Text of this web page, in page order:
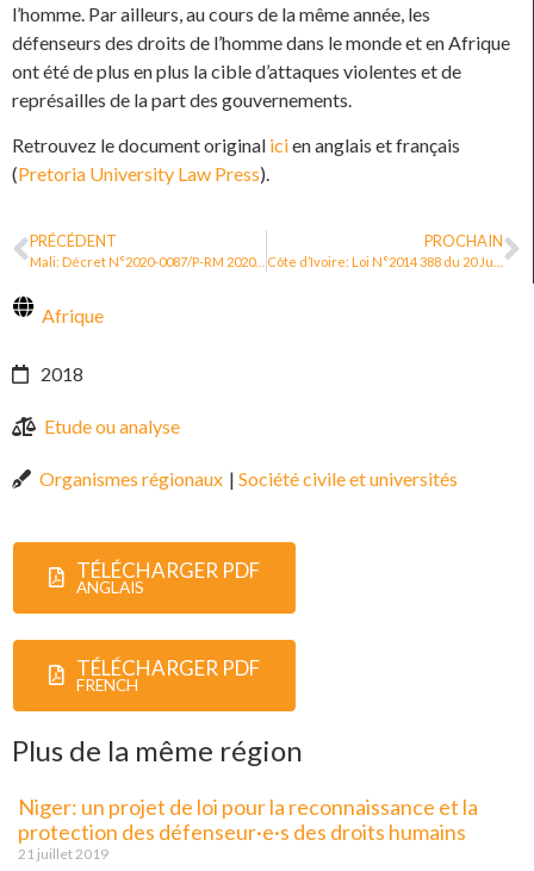
l’homme. Par ailleurs, au cours de la même année, les
défenseurs des droits de l’homme dans le monde et en Afrique
ont été de plus en plus la cible d’attaques violentes et de
représailles de la part des gouvernements.
Retrouvez le document original icien anglais et français
(Pretoria University Law Press).
PRÉCÉDENT
Mali: Décret N°2020-0087/P-RM 2020 pour l’application de la loi sur les défenseur·e·s
PROCHAIN
Afrique
2018
Etude ou analyse
Organismes régionaux | Société civile et universités
TÉLÉCHARGER PDF
ANGLAIS
TÉLÉCHARGER PDF
FRENCH
Plus de la même région
Niger: un projet de loi pour la reconnaissance et la
protection des défenseur·e·s des droits humains
21 juillet 2019